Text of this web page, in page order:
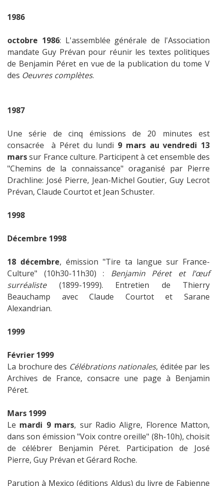
1986
octobre 1986: L'assemblée générale de l'Association
mandate Guy Prévan pour réunir les textes politiques
de Benjamin Péret en vue de la publication du tome V
des Oeuvres complètes.
1987
Une série de cinq émissions de 20 minutes est
consacrée à Péret du lundi 9 mars au vendredi 13
marssur France culture. Participent à cet ensemble des
"Chemins de la connaissance" oraganisé par Pierre
Drachline: José Pierre, Jean-Michel Goutier, Guy Lecrot
Prévan, Claude Courtot et Jean Schuster.
1998
Décembre 1998
18 décembre, émission "Tire ta langue sur France-
Culture" (10h30-11h30) : Benjamin Péret et l’œuf
surréaliste(1899-1999). Entretien de Thierry
Beauchamp avec Claude Courtot et Sarane
Alexandrian.
1999
Février 1999
La brochure des Célébrations nationales, éditée par les
Archives de France, consacre une page à Benjamin
Péret.
Mars 1999
Le mardi 9 mars, sur Radio Aligre, Florence Matton,
dans son émission "Voix contre oreille" (8h-10h), choisit
de célébrer Benjamin Péret. Participation de José
Pierre, Guy Prévan et Gérard Roche.
Parution à Mexico (éditions Aldus) du livre de Fabienne